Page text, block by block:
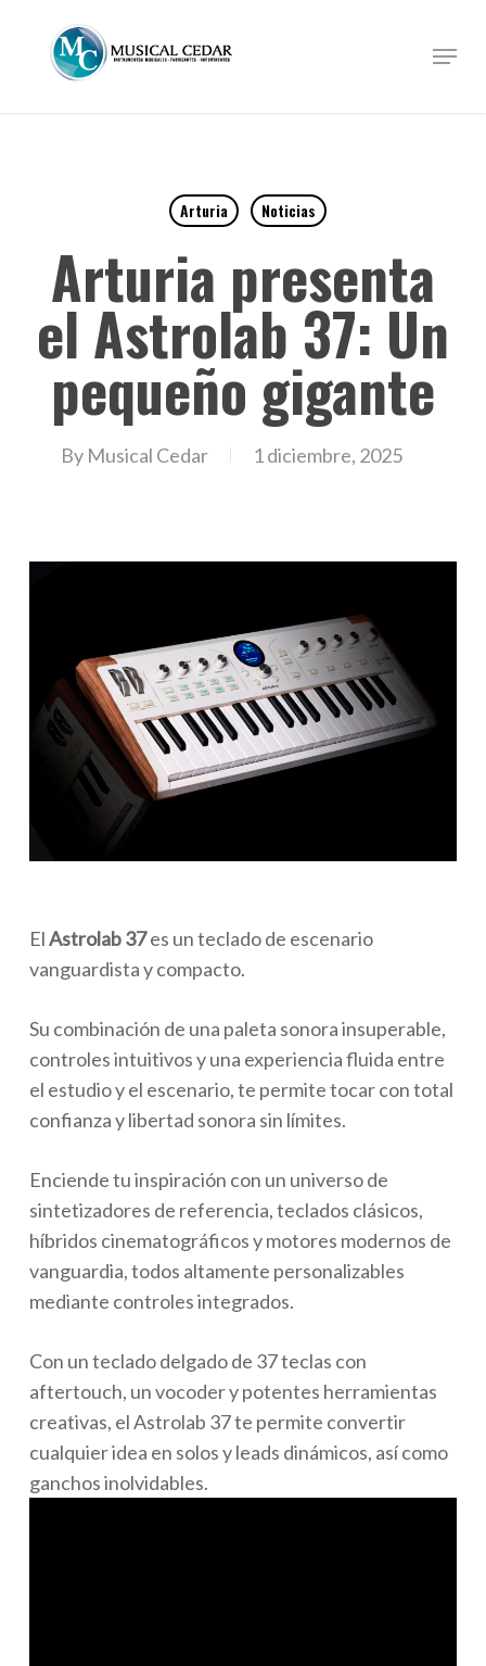
Menu
Arturia Noticias
Arturia presenta
el Astrolab 37: Un
pequeño gigante
By Musical Cedar 1 diciembre, 2025
ElAstrolab 37es un teclado de escenario
vanguardista y compacto.
Su combinación de una paleta sonora insuperable,
controles intuitivos y una experiencia fluida entre
el estudio y el escenario, te permite tocar con total
confianza y libertad sonora sin límites.
Enciende tu inspiración con un universo de
sintetizadores de referencia, teclados clásicos,
híbridos cinematográficos y motores modernos de
vanguardia, todos altamente personalizables
mediante controles integrados.
Con un teclado delgado de 37 teclas con
aftertouch, un vocoder y potentes herramientas
creativas, el Astrolab 37 te permite convertir
cualquier idea en solos y leads dinámicos, así como
ganchos inolvidables.
Close